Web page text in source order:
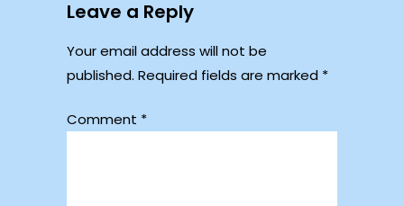
Leave a Reply
Your email address will not be
published. Required fields are marked *
Comment *